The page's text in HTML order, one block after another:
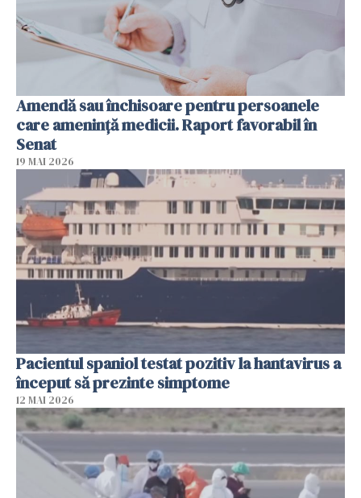
Amendă sau închisoare pentru persoanele
care ameninţă medicii. Raport favorabil în
Senat
19 MAI 2026
Pacientul spaniol testat pozitiv la hantavirus a
început să prezinte simptome
12 MAI 2026